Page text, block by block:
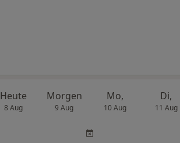
Heute
8 Aug
Morgen
9 Aug
Mo,
10 Aug
Di,
11 Aug